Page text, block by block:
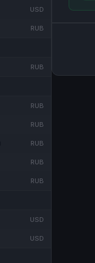
USD
RUB
RUB
RUB
RUB
RUB
RUB
RUB
USD
USD